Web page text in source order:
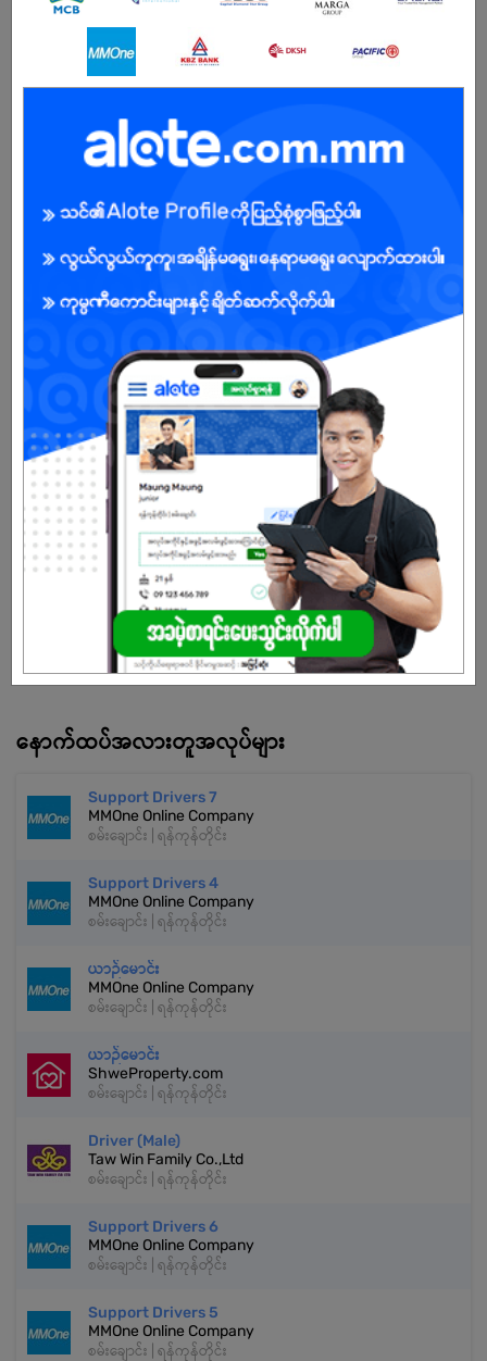
ကျွန်ုပ်တို့ကုမ္ပဏီအကြောင်း
မြန်မာနိုင်ငံရှိ ရုံးအလုပ်မဟုတ်သော ကာယ၊ ဉာဏဝန်ထမ်းများအတွက် အွန်
လိုင်းအလုပ်အကိုင်ရှာဖွေရေးဈေးကွက်တွင် ထိပ်ဆုံးဖြစ်စေရန်
Do you have drivers license ? YES
Do you know Yangon city map ? YES
အလုပ်လျှောက်ရန် ဒီနေရာကို နှိပ်ပါ
အကောင့်မရှိသေးဘူးလား?
မှတ်ပုံတင်မယ်
နောက်ထပ်အလားတူအလုပ်များ
Support Drivers 7
MMOne Online Company
စမ်းချောင်း | ရန်ကုန်တိုင်း
Support Drivers 4
MMOne Online Company
စမ်းချောင်း | ရန်ကုန်တိုင်း
ယာဉ်မောင်း
MMOne Online Company
စမ်းချောင်း | ရန်ကုန်တိုင်း
ယာဉ်မောင်း
ShweProperty.com
စမ်းချောင်း | ရန်ကုန်တိုင်း
Driver (Male)
Taw Win Family Co.,Ltd
စမ်းချောင်း | ရန်ကုန်တိုင်း
Support Drivers 6
MMOne Online Company
စမ်းချောင်း | ရန်ကုန်တိုင်း
Support Drivers 5
MMOne Online Company
စမ်းချောင်း | ရန်ကုန်တိုင်း